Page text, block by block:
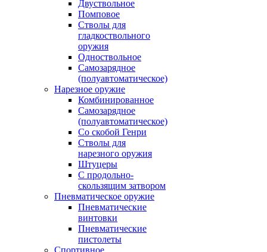
Двуствольное
Помповое
Стволы для
гладкоствольного
оружия
Одноствольное
Самозарядное
(полуавтоматическое)
Нарезное оружие
Комбинированное
Самозарядное
(полуавтоматическое)
Со скобой Генри
Стволы для
нарезного оружия
Штуцеры
С продольно-
скользящим затвором
Пневматическое оружие
Пневматические
винтовки
Пневматические
пистолеты
Спортивное